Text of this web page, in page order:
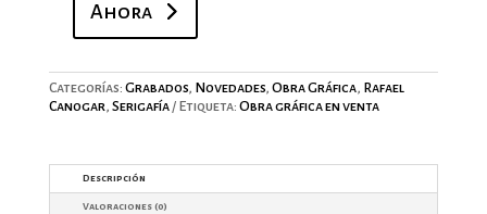
Ahora
Categorías: Grabados, Novedades, Obra Gráfica, Rafael
Canogar, Serigafía Etiqueta: Obra gráfica en venta
Descripción
Valoraciones (0)